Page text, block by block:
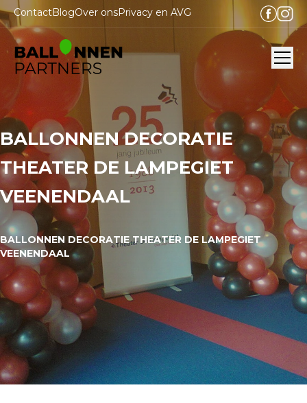
ContactBlogOver onsPrivacy en AVG
BALLONNEN DECORATIE
THEATER DE LAMPEGIET
VEENENDAAL
BALLONNEN DECORATIE THEATER DE LAMPEGIET
VEENENDAAL